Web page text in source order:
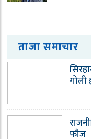
ताजा समाचार
गोली
फौज